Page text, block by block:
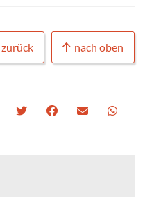
zurück nach oben